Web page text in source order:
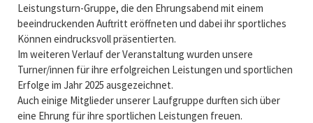
Leistungsturn-Gruppe, die den Ehrungsabend mit einem
beeindruckenden Auftritt eröffneten und dabei ihr sportliches
Können eindrucksvoll präsentierten.
Im weiteren Verlauf der Veranstaltung wurden unsere
Turner/innen für ihre erfolgreichen Leistungen und sportlichen
Erfolge im Jahr 2025 ausgezeichnet.
Auch einige Mitglieder unserer Laufgruppe durften sich über
eine Ehrung für ihre sportlichen Leistungen freuen.